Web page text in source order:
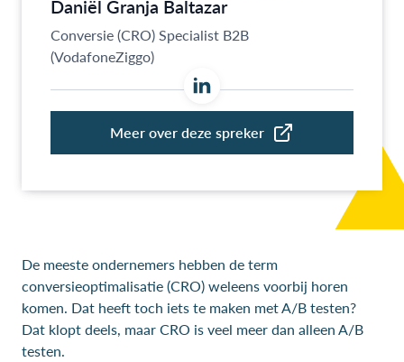
De meeste ondernemers hebben de term
conversieoptimalisatie (CRO) weleens voorbij horen
komen. Dat heeft toch iets te maken met A/B testen?
Dat klopt deels, maar CRO is veel meer dan alleen A/B
testen.